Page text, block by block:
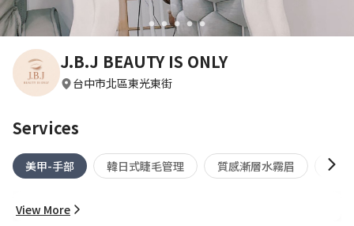
circle circle circle circle circle
J.B.J BEAUTY IS ONLY
台中市北區東光東街
Services
美甲-手部 韓日式睫毛管理 質感漸層水霧眉 活動
View More